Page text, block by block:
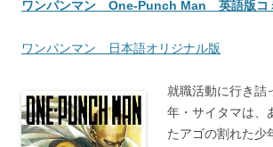
ワンパンマン One-Punch Man 英語版コ
ワンパンマン 日本語オリジナル版
就職活動に行き詰
年・サイタマは、
たアゴの割れた少